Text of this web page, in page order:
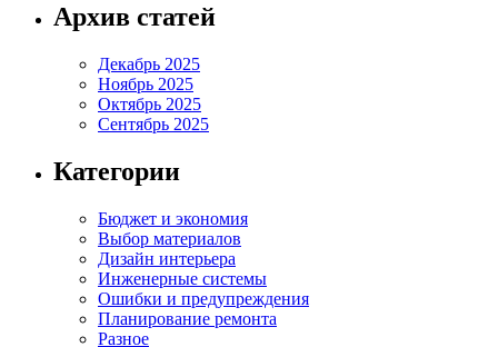
Архив статей
Декабрь 2025
Ноябрь 2025
Октябрь 2025
Сентябрь 2025
Категории
Бюджет и экономия
Выбор материалов
Дизайн интерьера
Инженерные системы
Ошибки и предупреждения
Планирование ремонта
Разное